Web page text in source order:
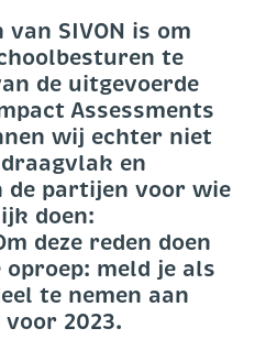
van SIVON is om
te
de uitgevoerde
Assessments
wij echter niet
en
de partijen voor wie
doen:
deze reden doen
meld je als
te nemen aan
voor 2023.